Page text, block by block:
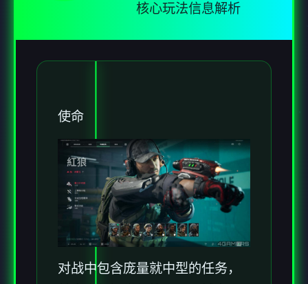
核心玩法信息解析
使命
对战中包含庞量就中型的任务，